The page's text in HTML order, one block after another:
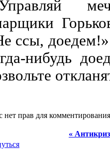
ссы,
нибудь
нет прав для
«